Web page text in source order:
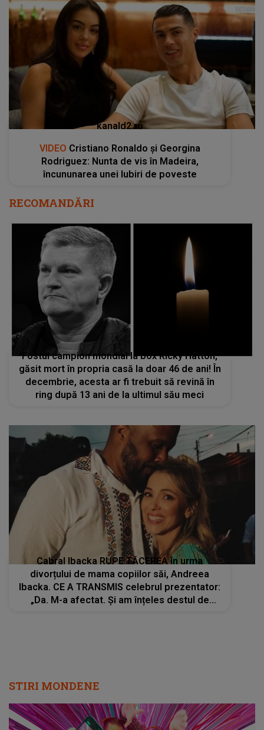
kanald2.ro
VIDEO Cristiano Ronaldo și Georgina
Rodriguez: Nunta de vis în Madeira,
încununarea unei Iubiri de poveste
RECOMANDĂRI
Fostul campion mondial la box Ricky Hatton,
găsit mort în propria casă la doar 46 de ani! În
decembrie, acesta ar fi trebuit să revină în
ring după 13 ani de la ultimul său meci
Cabral Ibacka RUPE TĂCEREA în urma
divorțului de mama copiilor săi, Andreea
Ibacka. CE A TRANSMIS celebrul prezentator:
„Da. M-a afectat. Și am înțeles destul de
STIRI MONDENE